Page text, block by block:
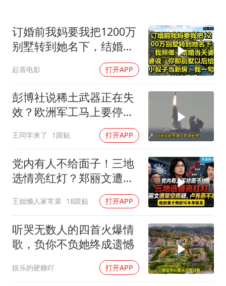
如何把百年大党建设得更加坚强有力
被妻子举报丈夫与情人一审获刑1年
多专业取消艺考 文化工作者要有文化
22岁女生南太行山失联已超十天
订婚前我妈要我把1200万
别墅转到她名下，结婚当
天婆婆说：你那别墅给小
叔子当新房
起喜电影 打开APP
彭博社说稀土武器正在失
效？欧洲军工马上要停
产，美国砸钱建厂远水不
解近渴
王同学来了 1跟贴 打开APP
党内有人不给面子！三地
选情亮红灯？郑丽文遭架
空质疑，卢秀燕不忍了。
一起来听听
王姐懒人家常菜 18跟贴 打开APP
听哭无数人的四首火爆情
歌，负你不负她终成遗憾
娱乐的硬糖吖 打开APP